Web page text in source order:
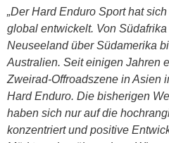
„Der Hard Enduro Sport hat
global entwickelt. Von
Neuseeland über Südamerika
Australien. Seit einigen Jahren
Zweirad-Offroadszene in Asien
Hard Enduro. Die bisherigen
haben sich nur auf die
konzentriert und positive